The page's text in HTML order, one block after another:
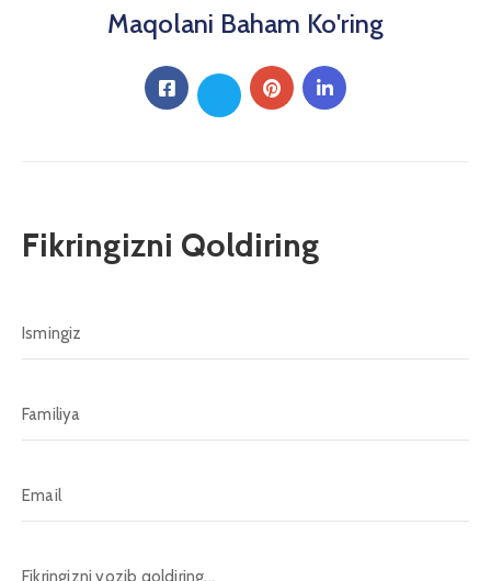
Maqolani Baham Ko'ring
Fikringizni Qoldiring